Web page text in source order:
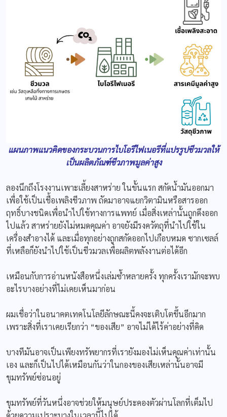
แผนภาพแนวคิดของกระบวนการไบโอรีไฟเนอรีที่แปรรูปชีวมวลให้
เป็นผลิตภัณฑ์ชีวภาพมูลค่าสูง
ลองนึกถึงโรงงานเพาะเลี้ยงสาหร่าย ในขั้นแรก สกัดน้ำมันออกมา
เพื่อใช้เป็นเชื้อเพลิงชีวภาพ ถัดมาอาจแยกวิตามินหรือสารออก
ฤทธิ์บางชนิดเพื่อนำไปใช้ทางการแพทย์ เมื่อสิ่งเหล่านั้นถูกดึงออก
ไปแล้ว สาหร่ายยังไม่หมดคุณค่า อาจยังมีรงควัตถุที่นำไปใช้ใน
เครื่องสำอางได้ และเมื่อทุกอย่างถูกสกัดออกไปเกือบหมด ซากเซลล์
ที่เหลือก็ยังนำไปใช้เป็นชีวมวลเพื่อผลิตพลังงานต่อได้อีก
เหมือนกับการอ่านหนังสือหนึ่งเล่มซ้ำหลายครั้ง ทุกครั้งเรามักจะพบ
อะไรบางอย่างที่ไม่เคยเห็นมาก่อน
ผมเชื่อว่าในอนาคตเทคโนโลยีลักษณะนี้คงจะเติบโตขึ้นอีกมาก
เพราะสิ่งที่เราเคยเรียกว่า “ของเสีย” อาจไม่ได้ไร้ค่าอย่างที่คิด
บางทีมันอาจเป็นเพียงทรัพยากรที่เรายังมองไม่เห็นคุณค่าเท่านั้น
เอง และก็เป็นไปได้เหมือนกันว่าในกองของเสียเหล่านั้นอาจมี
ขุมทรัพย์ซ่อนอยู่
ขุมทรัพย์ที่วันหนึ่งอาจช่วยให้มนุษย์ประคองตัวผ่านโลกที่เต็มไป